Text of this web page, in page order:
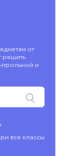
от
решить
и
все классы